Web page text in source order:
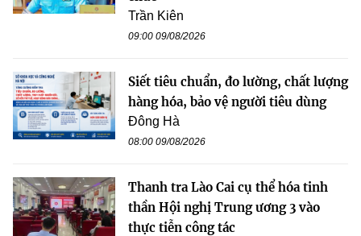
Trần Kiên
09:00 09/08/2026
Siết tiêu chuẩn, đo lường, chất lượng
hàng hóa, bảo vệ người tiêu dùng
Đông Hà
08:00 09/08/2026
Thanh tra Lào Cai cụ thể hóa tinh
thần Hội nghị Trung ương 3 vào
thực tiễn công tác